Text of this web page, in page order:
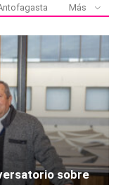
Más
sobre